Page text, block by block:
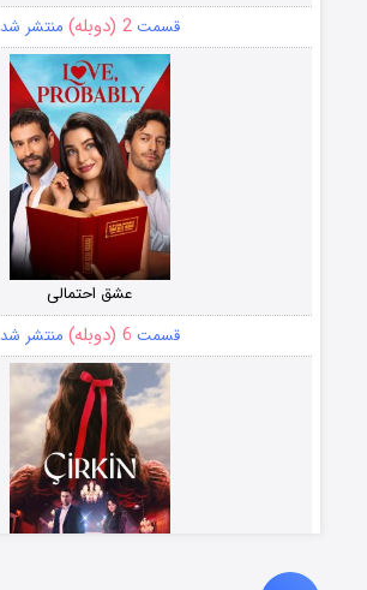
قسمت2 (دوبله) منتشر شد
عشق احتمالی
قسمت 6 (دوبله) منتشر شد